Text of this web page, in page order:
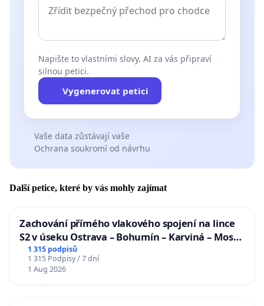
Napište to vlastními slovy. AI za vás připraví
silnou petici.
Vygenerovat petici
Vaše data zůstávají vaše
Ochrana soukromí od návrhu
Další petice, které by vás mohly zajímat
Zachování přímého vlakového spojení na lince
S2 v úseku Ostrava – Bohumín – Karviná – Mosty
u Jablunkova
1 315 podpisů
1 315 Podpisy / 7 dní
1 Aug 2026